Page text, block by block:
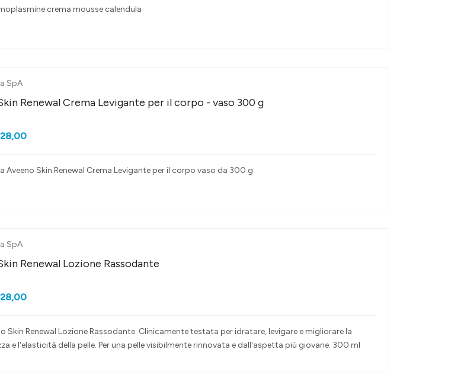
crema mousse calendula
SpA
Renewal Crema Levigante per il corpo - vaso 300 g
Aveeno Skin Renewal Crema Levigante per il corpo vaso da 300 g
SpA
Renewal Lozione Rassodante
Skin Renewal Lozione Rassodante. Clinicamente testata per idratare, levigare e migliorare la
e l'elasticità della pelle. Per una pelle visibilmente rinnovata e dall'aspetta più giovane. 300 ml